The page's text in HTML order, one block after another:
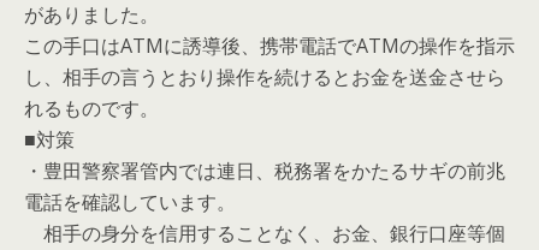
がありました。
この手口はATMに誘導後、携帯電話でATMの操作を指示
し、相手の言うとおり操作を続けるとお金を送金させら
れるものです。
■対策
・豊田警察署管内では連日、税務署をかたるサギの前兆
電話を確認しています。
相手の身分を信用することなく、お金、銀行口座等個